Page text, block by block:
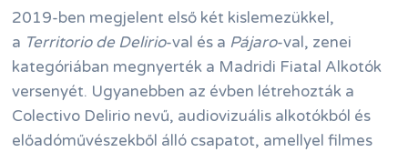
2019-ben megjelent első két kislemezükkel,
a Territorio de Delirio-val és a Pájaro-val, zenei
kategóriában megnyerték a Madridi Fiatal Alkotók
versenyét. Ugyanebben az évben létrehozták a
Colectivo Delirio nevű, audiovizuális alkotókból és
előadóművészekből álló csapatot, amellyel filmes